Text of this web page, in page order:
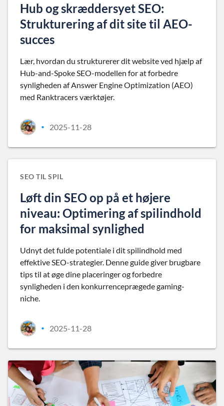
Hub og skræddersyet SEO:
Strukturering af dit site til AEO-
succes
Lær, hvordan du strukturerer dit website ved hjælp af
Hub-and-Spoke SEO-modellen for at forbedre
synligheden af Answer Engine Optimization (AEO)
med Ranktracers værktøjer.
• 2025-11-28
SEO TIL SPIL
Løft din SEO op på et højere
niveau: Optimering af spilindhold
for maksimal synlighed
Udnyt det fulde potentiale i dit spilindhold med
effektive SEO-strategier. Denne guide giver brugbare
tips til at øge dine placeringer og forbedre
synligheden i den konkurrenceprægede gaming-
niche.
• 2025-11-28